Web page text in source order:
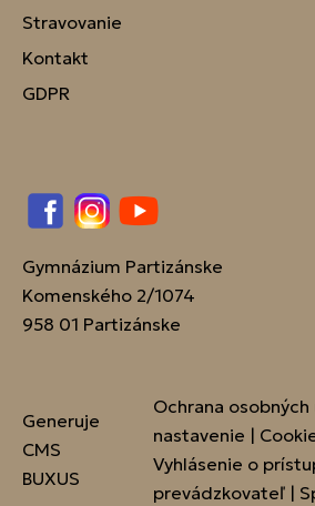
Stravovanie
Kontakt
GDPR
FacebookInstagram
YouTube
Gymnázium Partizánske
Komenského 2/1074
958 01 Partizánske
Generuje
CMS
BUXUS
Ochrana
nastavenie |
Vyhlásenie o
prevádzkovateľ |